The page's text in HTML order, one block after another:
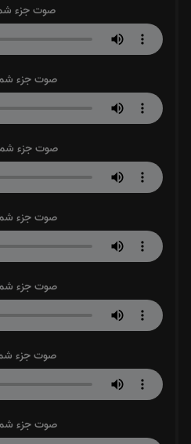
صوت جزء
صوت جزء
صوت جزء
صوت جزء
صوت جزء
صوت جزء
صوت جزء